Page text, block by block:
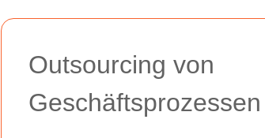
Outsourcing von
Geschäftsprozessen